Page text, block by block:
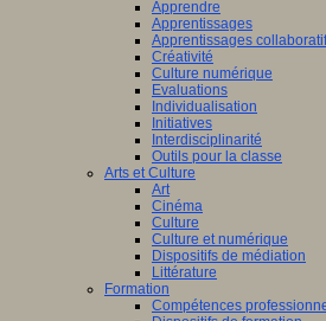
Apprendre
Apprentissages
Apprentissages
Créativité
Culture numérique
Evaluations
Individualisation
Initiatives
Interdisciplinarité
Outils pour la classe
Arts et Culture
Art
Cinéma
Culture
Culture et numérique
Dispositifs de médiation
Littérature
Formation
Compétences